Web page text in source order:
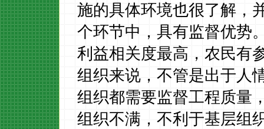
施的具体环境也很了解，
个环节中，具有监督优势
利益相关度最高，农民有
组织来说，不管是出于人
组织都需要监督工程质量
组织不满，不利于基层组